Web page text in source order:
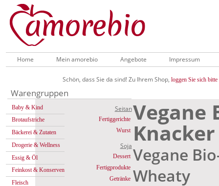
Home Mein amorebio Angebote Impressum
Schön, dass Sie da sind! Zu Ihrem Shop, loggen Sie sich bitte
Warengruppen
Baby & Kind
Brotaufstriche
Bäckerei & Zutaten
Drogerie & Wellness
Essig & Öl
Feinkost & Konserven
Fleisch
Seitan
Fertiggerichte
Wurst
Soja
Dessert
Fertigprodukte
Getränke
Vegane
Knacker
Vegane
Wheaty